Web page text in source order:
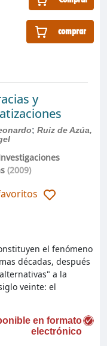
comprar
y
; Ruiz de Azúa,
(2009)
en formato
electrónico
el fenómeno
décadas, después
a la
veinte: el